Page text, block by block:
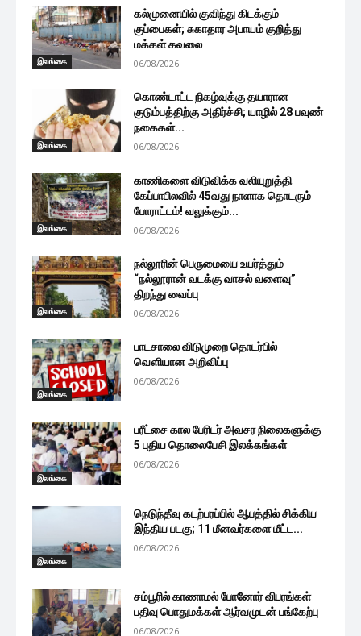
இலங்கை
கல்முனையில் குவிந்து கிடக்கும்
குப்பைகள்; சுகாதார அபாயம் குறித்து
மக்கள் கவலை
06/08/2026
இலங்கை
கொண்டாட்ட நிகழ்வுக்கு தயாரான
குடும்பத்திற்கு அதிர்ச்சி; யாழில் 28 பவுண்
நகைகள்...
06/08/2026
இலங்கை
காணிகளை விடுவிக்க வலியுறுத்தி
கேப்பாபிலவில் 45வது நாளாக தொடரும்
போராட்டம்! வலுக்கும்...
06/08/2026
இலங்கை
நல்லூரின் பெருமையை உயர்த்தும்
“நல்லூரான் வடக்கு வாசல் வளைவு”
திறந்து வைப்பு
06/08/2026
இலங்கை
பாடசாலை விடுமுறை தொடர்பில்
வௌியான அறிவிப்பு
06/08/2026
இலங்கை
பரீட்சை கால பேரிடர் அவசர நிலைகளுக்கு
5 புதிய தொலைபேசி இலக்கங்கள்
06/08/2026
இலங்கை
நெடுந்தீவு கடற்பரப்பில் ஆபத்தில் சிக்கிய
இந்திய படகு; 11 மீனவர்களை மீட்ட...
06/08/2026
சம்பூரில் காணாமல் போனோர் விபரங்கள்
பதிவு பொதுமக்கள் ஆர்வமுடன் பங்கேற்பு
06/08/2026